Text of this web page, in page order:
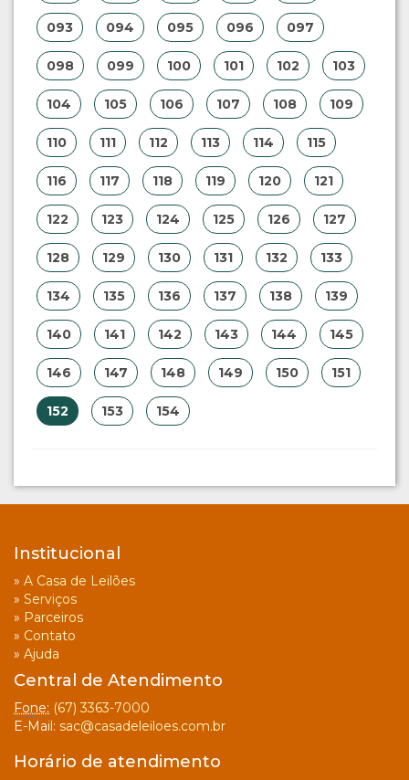
093 094 095 096 097
098 099 100 101 102 103
104 105 106 107 108 109
110 111 112 113 114 115
116 117 118 119 120 121
122 123 124 125 126 127
128 129 130 131 132 133
134 135 136 137 138 139
140 141 142 143 144 145
146 147 148 149 150 151
152 153 154
Institucional
» A Casa de Leilões
» Serviços
» Parceiros
» Contato
» Ajuda
Central de Atendimento
Fone: (67) 3363-7000
E-Mail: sac@casadeleiloes.com.br
Horário de atendimento